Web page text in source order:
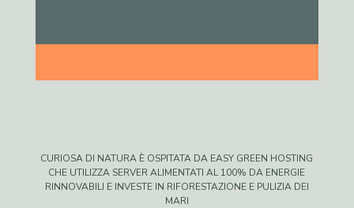
CURIOSA DI NATURA È OSPITATA DA EASY GREEN HOSTING
CHE UTILIZZA SERVER ALIMENTATI AL 100% DA ENERGIE
RINNOVABILI E INVESTE IN RIFORESTAZIONE E PULIZIA DEI
MARI